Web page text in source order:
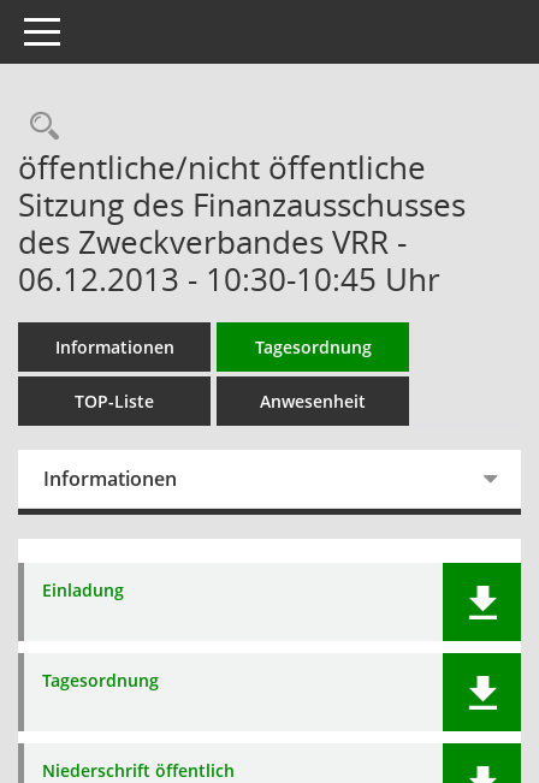
Toggle navigation
Rechercheauswahl
öffentliche/nicht öffentliche
Sitzung des Finanzausschusses
des Zweckverbandes VRR -
06.12.2013 - 10:30-10:45 Uhr
Informationen Tagesordnung
TOP-Liste Anwesenheit
Informationen
Einladung
Tagesordnung
Niederschrift öffentlich